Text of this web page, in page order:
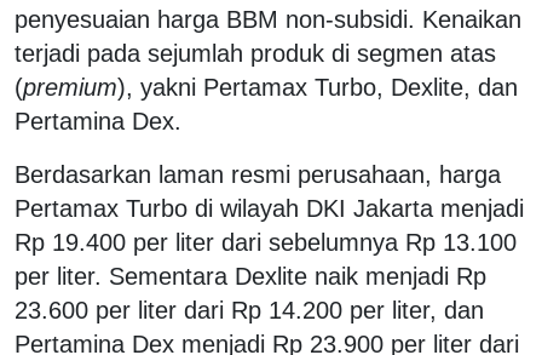
penyesuaian harga BBM non-subsidi. Kenaikan
terjadi pada sejumlah produk di segmen atas
(premium), yakni Pertamax Turbo, Dexlite, dan
Pertamina Dex.
Berdasarkan laman resmi perusahaan, harga
Pertamax Turbo di wilayah DKI Jakarta menjadi
Rp 19.400 per liter dari sebelumnya Rp 13.100
per liter. Sementara Dexlite naik menjadi Rp
23.600 per liter dari Rp 14.200 per liter, dan
Pertamina Dex menjadi Rp 23.900 per liter dari